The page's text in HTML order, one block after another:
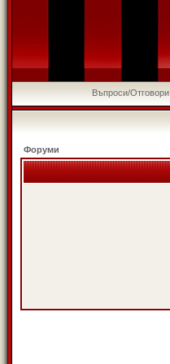
Въпроси/Отговори
Форуми